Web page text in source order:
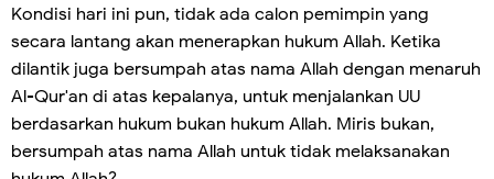
Kondisi hari ini pun, tidak ada calon pemimpin yang
secara lantang akan menerapkan hukum Allah. Ketika
dilantik juga bersumpah atas nama Allah dengan menaruh
Al-Qur'an di atas kepalanya, untuk menjalankan UU
berdasarkan hukum bukan hukum Allah. Miris bukan,
bersumpah atas nama Allah untuk tidak melaksanakan